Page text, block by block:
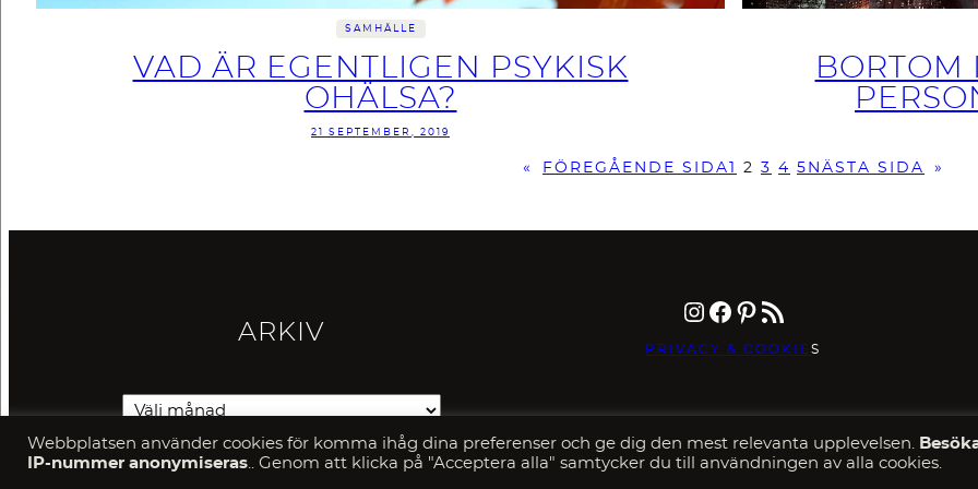
SAMHÄLLE
VAD ÄR EGENTLIGEN PSYKISK
OHÄLSA?
21 SEPTEMBER, 2019
BORTOM
« FÖREGÅENDE SIDA 2 3 4 5 NÄSTA SIDA »
ARKIV
Instagram Facebook Pinterest RSS-flöde
PRIVACY & COOKIES
r
Webbplatsen använder cookies för komma ihåg dina preferenser och ge dig den mest relevanta upplevelsen.
IP-nummer anonymiseras .. Genom att klicka på "Acceptera alla" samtycker du till användningen av alla cookies.